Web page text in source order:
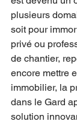
plusieurs
soit pour
privé ou
de chantier,
encore mettre
immobilier, la
dans le Gard
solution